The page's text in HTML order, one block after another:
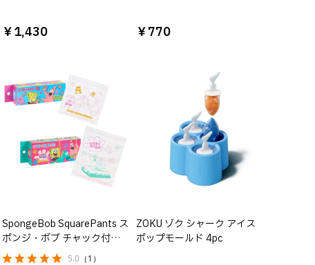
￥1,430 ￥770
SpongeBob SquarePants ス
ポンジ・ボブ チャック付き
バッグ GLOVE WORLD
5.0 （1）
ZOKU ゾク シャーク アイス
ポップモールド 4pc